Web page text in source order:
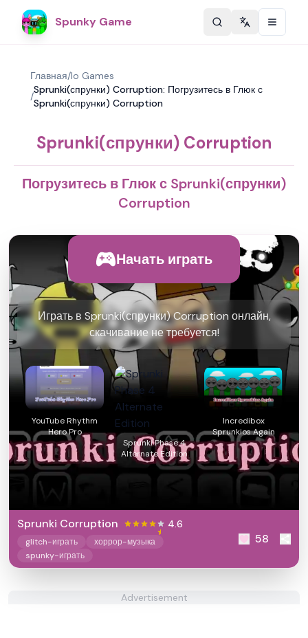
Spunky Game Change
Главная/Io Games
/
Sprunki(спрунки) Corruption: Погрузитесь в Глюк с
Sprunki(спрунки) Corruption
Sprunki(спрунки) Corruption
Погрузитесь в Глюк с Sprunki(спрунки)
Corruption
Начать играть
Играть в Sprunki(спрунки) Corruption онлайн,
скачивание не требуется!
YouTube Rhythm
Hero Pro
Sprunki Phase 4
Alternate Edition
Incredibox
Sprunkios Again
Sprunki Corruption 4.6
glitch-играть
хоррор-музыка
spunky-играть
58
Advertisement